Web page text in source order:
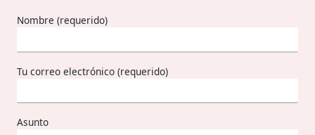
Nombre (requerido)
Tu correo electrónico (requerido)
Asunto